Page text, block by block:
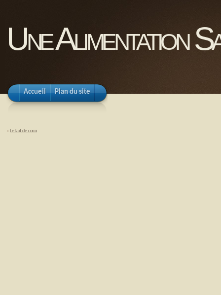
Une Alimentation
Accueil Plan du site
« Le lait de coco